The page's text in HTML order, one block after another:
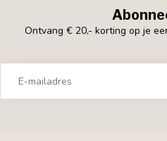
Ontvang € 20,- korting op je